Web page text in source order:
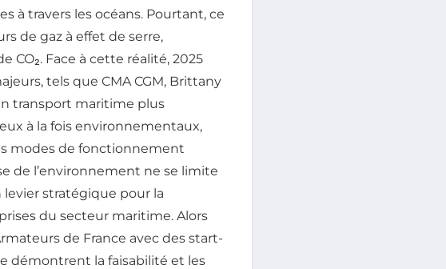
à travers les océans. Pourtant, ce
de gaz à effet de serre,
CO₂. Face à cette réalité, 2025
tels que CMA CGM, Brittany
transport maritime plus
à la fois environnementaux,
modes de fonctionnement
de l’environnement ne se limite
stratégique pour la
du secteur maritime. Alors
de France avec des start-
démontrent la faisabilité et les